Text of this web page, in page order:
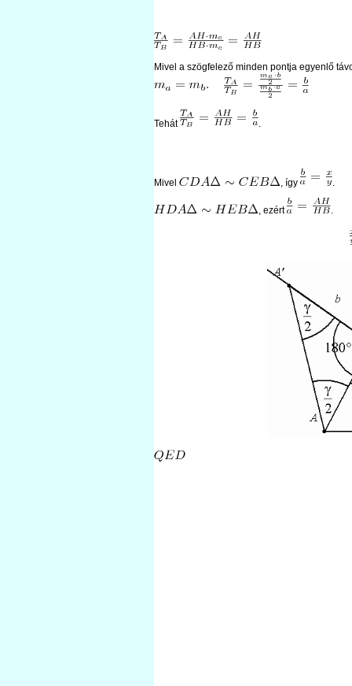
Mivel a szögfelező minden pontja egyenlő
Tehát
Mivel , így .
, ezért .